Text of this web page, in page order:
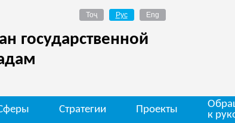
государственной
Стратегии Проекты
к